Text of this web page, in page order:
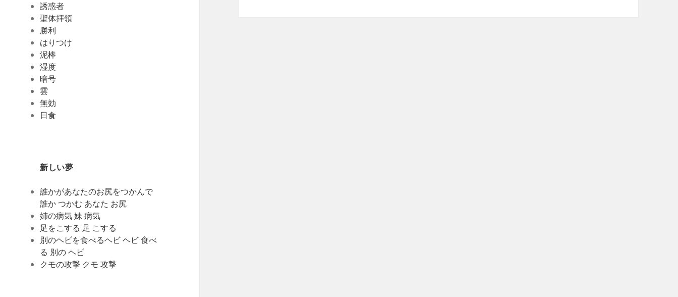
誘惑者
聖体拝領
勝利
はりつけ
泥棒
湿度
暗号
雲
無効
日食
新しい夢
誰かがあなたのお尻をつかんで
誰か つかむ あなた お尻
姉の病気 妹 病気
足をこする 足 こする
別のヘビを食べるヘビ ヘビ 食べ
る 別の ヘビ
クモの攻撃 クモ 攻撃